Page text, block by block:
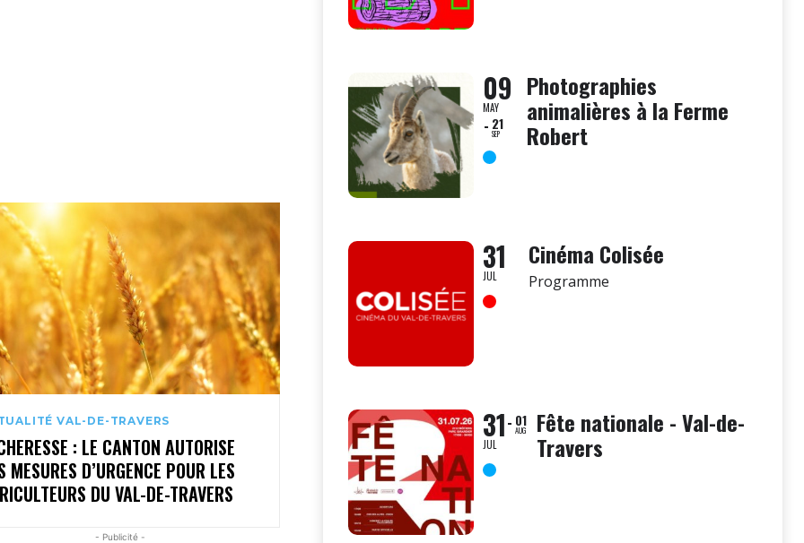
VAL-DE-TRAVERS
: LE CANTON AUTORISE
MESURES D’URGENCE POUR LES
DU VAL-DE-TRAVERS
- Publicité -
09
MAY
21
SEP
Photographies
animalières à la Ferme
Robert
31
JUL
Cinéma Colisée
Programme
31
JUL
01
AUG Fête nationale - Val-de-
Travers